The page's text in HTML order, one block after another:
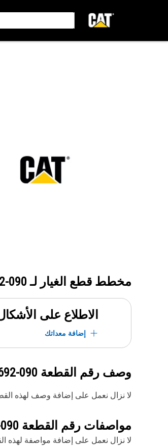
مخطط قطع الغيار لـ 090-4692
الاطلاع على
إضافة معداتك
وصف رقم القطعة 090-4692
لا نزال نعمل على إضافة وصف لهذه
مواصفات رقم القطعة 090-4692
لا نزال نعمل على إضافة مواصفة لهذه